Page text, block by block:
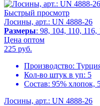
Быстрый просмотр
Лосины, арт.: UN 4888-26
Размеры: 98, 104, 110, 116,
Цена оптом
225 руб.
Производство:
Кол-во штук в уп: 5
Состав: 95% хлопок,
Лосины, арт.: UN 4888-26